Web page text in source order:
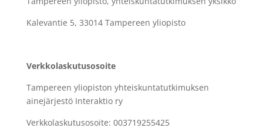
Kalevantie 5, 33014 Tampereen yliopisto
Verkkolaskutusosoite
Tampereen yliopiston yhteiskuntatutkimuksen
ainejärjestö Interaktio ry
Verkkolaskutusosoite: 003719255425